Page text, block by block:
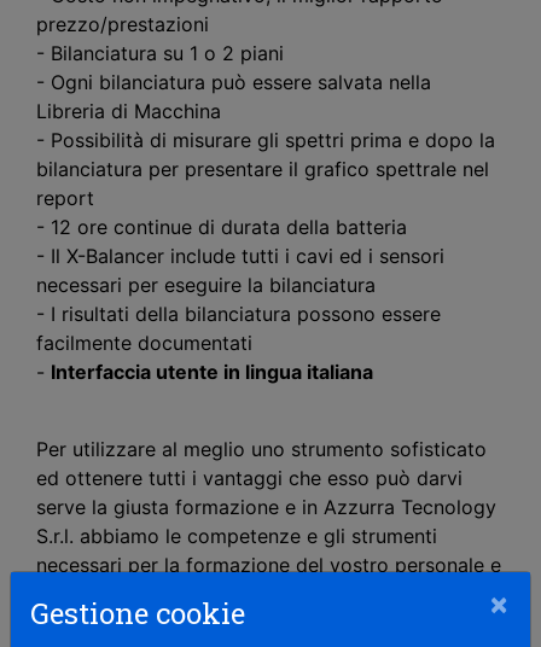
prezzo/prestazioni
- Bilanciatura su 1 o 2 piani
- Ogni bilanciatura può essere salvata nella
Libreria di Macchina
- Possibilità di misurare gli spettri prima e dopo la
bilanciatura per presentare il grafico spettrale nel
report
- 12 ore continue di durata della batteria
- Il X-Balancer include tutti i cavi ed i sensori
necessari per eseguire la bilanciatura
- I risultati della bilanciatura possono essere
facilmente documentati
- Interfaccia utente in lingua italiana
Per utilizzare al meglio uno strumento sofisticato
ed ottenere tutti i vantaggi che esso può darvi
serve la giusta formazione e in Azzurra Tecnology
S.r.l. abbiamo le competenze e gli strumenti
necessari per la formazione del vostro personale e
Gestione cookie ×